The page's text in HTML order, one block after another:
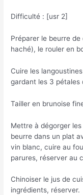
Difficulté : [usr 2]
Préparer le beurre
haché), le rouler en
Cuire les
gardant les 3 pétales
Tailler en brunoise
Mettre à dégorger
beurre dans un plat
vin blanc, cuire au
parures, réserver au
Chinoiser le jus de
ingrédients, réserver.